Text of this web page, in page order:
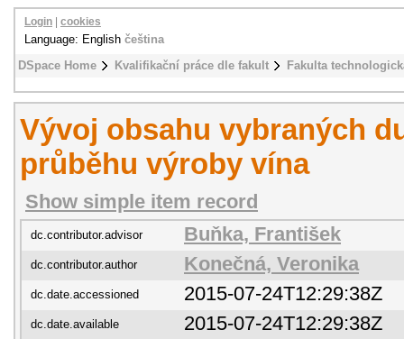
DSpace Home Kvalifikační práce dle fakult Fakulta
Login cookies
Language: English čeština
Vývoj obsahu vybraných
průběhu výroby vína
Show simple item record
dc.contributor.advisor Buňka, František
dc.contributor.author Konečná, Veronika
dc.date.accessioned 2015-07-24T12:29:38Z
dc.date.available 2015-07-24T12:29:38Z